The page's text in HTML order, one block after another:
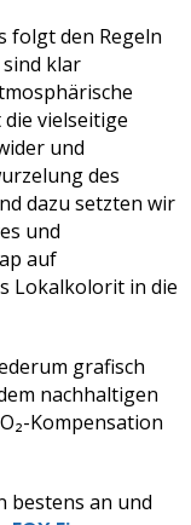
folgt den Regeln
klar
vielseitige
und
des
dazu setzten wir
und
auf
Lokalkolorit in die
grafisch
nachhaltigen
Kompensation
bestens an und